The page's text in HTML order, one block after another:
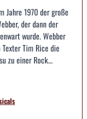
Jahre 1970 der große
der dann der
wurde. Webber
Tim Rice die
zu einer Rock...